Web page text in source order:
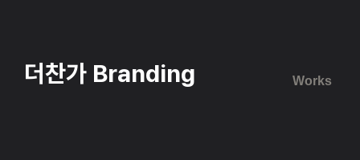
Works
더찬가 Branding